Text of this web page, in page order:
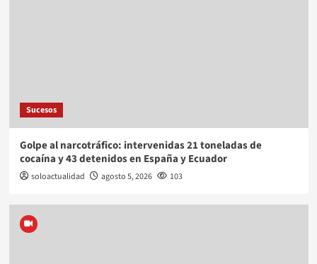
Sucesos
Golpe al narcotráfico: intervenidas 21 toneladas de
cocaína y 43 detenidos en España y Ecuador
soloactualidad agosto 5, 2026 103